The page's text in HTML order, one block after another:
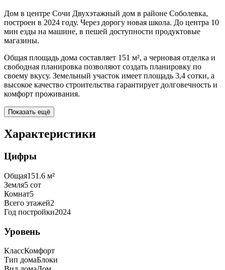
Дом в центре Сочи Двухэтажный дом в районе Соболевка,
построен в 2024 году. Через дорогу новая школа. До центра 10
мин езды на машине, в пешей доступности продуктовые
магазины.
Общая площадь дома составляет 151 м², а черновая отделка и
свободная планировка позволяют создать планировку по
своему вкусу. Земельный участок имеет площадь 3,4 сотки, а
высокое качество строительства гарантирует долговечность и
комфорт проживания.
Показать ещё
Характеристики
Цифры
Общая151.6 м²
Земля5 сот
Комнат5
Всего этажей2
Год постройки2024
Уровень
КлассКомфорт
Тип домаБлоки